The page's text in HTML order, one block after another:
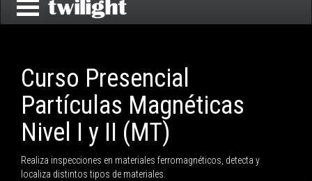
Curso Presencial
Partículas Magnéticas
Nivel I y II (MT)
Realiza inspecciones en materiales ferromagnéticos, detecta y
localiza distintos tipos de materiales.